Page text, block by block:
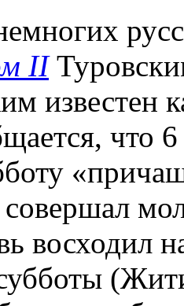
II
известен
что
совершал
восходил